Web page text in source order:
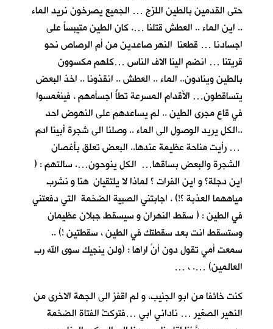
حتى القدمين بالطين اللزج … الجميع يصرخون نريد الماء
.. اين الماء .. العطش قتلنا …. كان الطين متيبساً على
اجسادنا … قطعنا النهر صاعدين من أم الرصاص نحو
قريتنا … انضم الينا الاف الناس …كلهم مكسوون
بالطين وينادون.. الماء .. العطش .. انقذونا .. اخذ البعض
يتساقطون… الأقدام المسرعة تطأُ اجسأمهم ، فينغمسوا
في قاع مجرى الطين .. لم يساعدهم على النهوض احد
..الكل يريد الوصول الى الماء .. وصلنا الى شجرة أبينا ادم
… رأيت مناحة عظيمة عندها.. البعض تعلق بأغصان
الشجرة والبعض بساقها… الكل ينوحون…. سالتهم : (
اين دجلة؟ و اين الفرات ؟ لماذا لا يلتقيان هنا و نشرب
مياههما العذبة ؟!) . اجابتني الصبية الضخمة التي دفعتني
في الطين : ( سقط النهران و سيسقط جبلان عظيمان
وستسقط انت بعد سقطتك في الطين ، سقطتين !) ..
سمعت أمي تقول دون أنْ اراها : (ولن ينجيك سوى الله رب
العالمين) …. ، …
كنت خائفا من ابو الجنيب، و لم اقفز الى الجهة الاخرى من
النهير الصغير … ناداني ابي …فتركتْ الفتاة الضخمة